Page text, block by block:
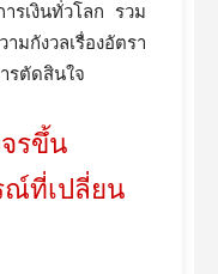
รเงินทั่วโลก รวม
กังวลเรื่องอัตรา
รตัดสินใจ
รขึ้น
ณ์ที่เปลี่ยน